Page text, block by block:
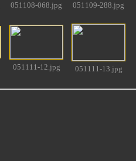
051108-068.jpg 051109-288.jpg
051111-12.jpg 051111-13.jpg